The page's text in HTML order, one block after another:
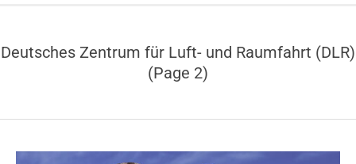
Deutsches Zentrum für Luft- und Raumfahrt (DLR)
(Page 2)